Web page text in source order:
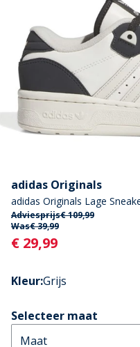
adidas Originals
adidas Originals Lage
Adviesprijs€ 109,99
Was€ 39,99
Current
€ 29,99
Kleur:Grijs
Selecteer maat